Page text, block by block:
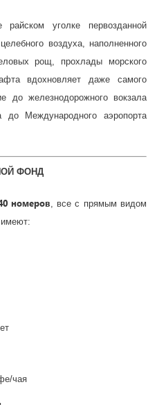
уголке первозданной
воздуха, наполненного
рощ, прохлады морского
вдохновляет даже самого
до железнодорожного вокзала
Международного аэропорта
ФОНД
номеров, все с прямым видом
чая